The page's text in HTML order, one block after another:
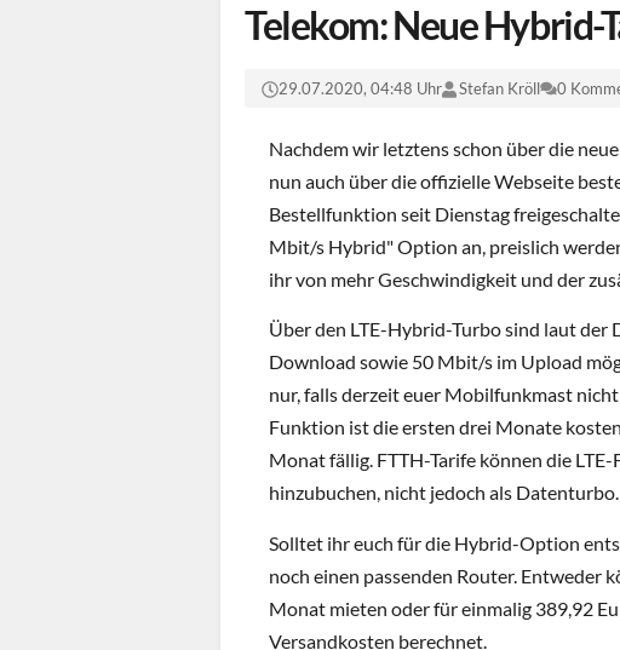
Telekom: Neue Hybrid-
29.07.2020, 04:48 Uhr Stefan Kröll 0
Nachdem wir letztens schon über die
nun auch über die offizielle Webseite
Bestellfunktion seit Dienstag
Mbit/s Hybrid" Option an, preislich
ihr von mehr Geschwindigkeit und der
Über den LTE-Hybrid-Turbo sind laut der
Download sowie 50 Mbit/s im Upload
nur, falls derzeit euer Mobilfunkmast
Funktion ist die ersten drei Monate
Monat fällig. FTTH-Tarife können die
hinzubuchen, nicht jedoch als Datenturbo.
Solltet ihr euch für die Hybrid-Option
noch einen passenden Router. Entweder
Monat mieten oder für einmalig 389,92
Versandkosten berechnet.